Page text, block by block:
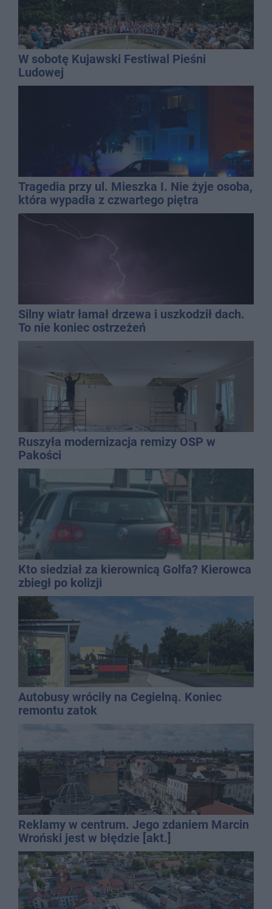
W sobotę Kujawski Festiwal Pieśni
Ludowej
Tragedia przy ul. Mieszka I. Nie żyje osoba,
która wypadła z czwartego piętra
Silny wiatr łamał drzewa i uszkodził dach.
To nie koniec ostrzeżeń
Ruszyła modernizacja remizy OSP w
Pakości
Kto siedział za kierownicą Golfa? Kierowca
zbiegł po kolizji
Autobusy wróciły na Cegielną. Koniec
remontu zatok
Reklamy w centrum. Jego zdaniem Marcin
Wroński jest w błędzie [akt.]